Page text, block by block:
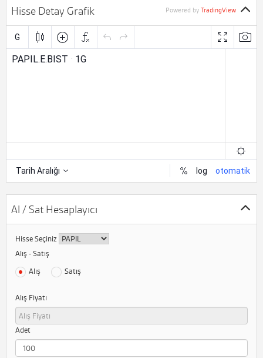
Hisse Detay Grafik Powered by TradingView
Al / Sat Hesaplayıcı
Hisse Seçiniz
Alış - Satış
Alış
Satış
Alış Fiyatı
Adet